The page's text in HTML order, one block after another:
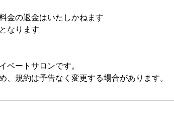
金の返金はいたしかねます
なります
ベートサロンです。
、規約は予告なく変更する場合があります。